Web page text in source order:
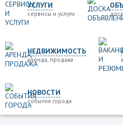
УСЛУГИ
сервисы и услуги
НЕДВИЖИМОСТЬ
аренда, продажа
НОВОСТИ
события города